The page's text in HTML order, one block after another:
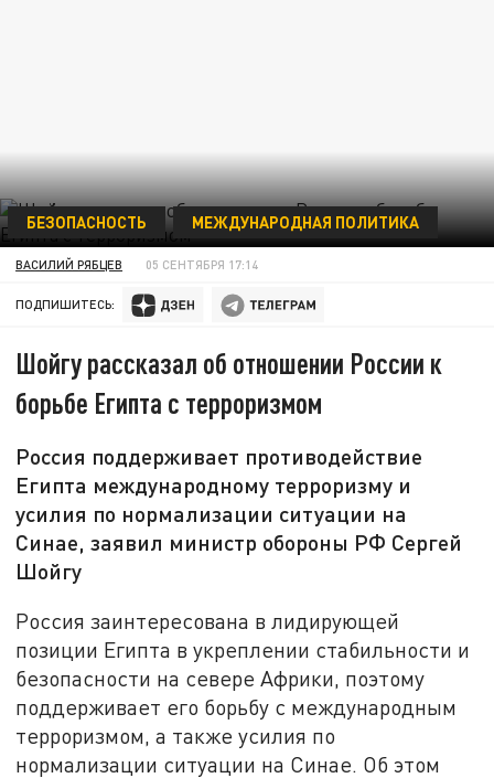
БЕЗОПАСНОСТЬ МЕЖДУНАРОДНАЯ ПОЛИТИКА
ВАСИЛИЙ РЯБЦЕВ 05 СЕНТЯБРЯ 17:14
ПОДПИШИТЕСЬ:
Шойгу рассказал об отношении России к
борьбе Египта с терроризмом
Россия поддерживает противодействие
Египта международному терроризму и
усилия по нормализации ситуации на
Синае, заявил министр обороны РФ Сергей
Шойгу
Россия заинтересована в лидирующей
позиции Египта в укреплении стабильности и
безопасности на севере Африки, поэтому
поддерживает его борьбу с международным
терроризмом, а также усилия по
нормализации ситуации на Синае. Об этом